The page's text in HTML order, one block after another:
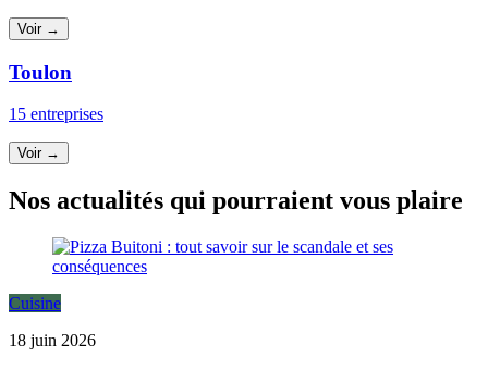
Voir →
Toulon
15 entreprises
Voir →
Nos actualités qui pourraient vous plaire
Cuisine
18 juin 2026